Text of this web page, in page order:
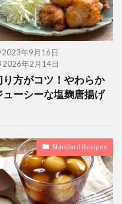
2023年9月16日
2026年2月14日
り方がコツ！やわらか
ューシーな塩麹唐揚げ
Standard Recipes
豆腐くるみパン
カロリー
シピ
豆腐ドーナツ 卵なし
ナゲット
BOWL
ュマル
ガラス絵
ウダー消費
ッツオイルレシピ